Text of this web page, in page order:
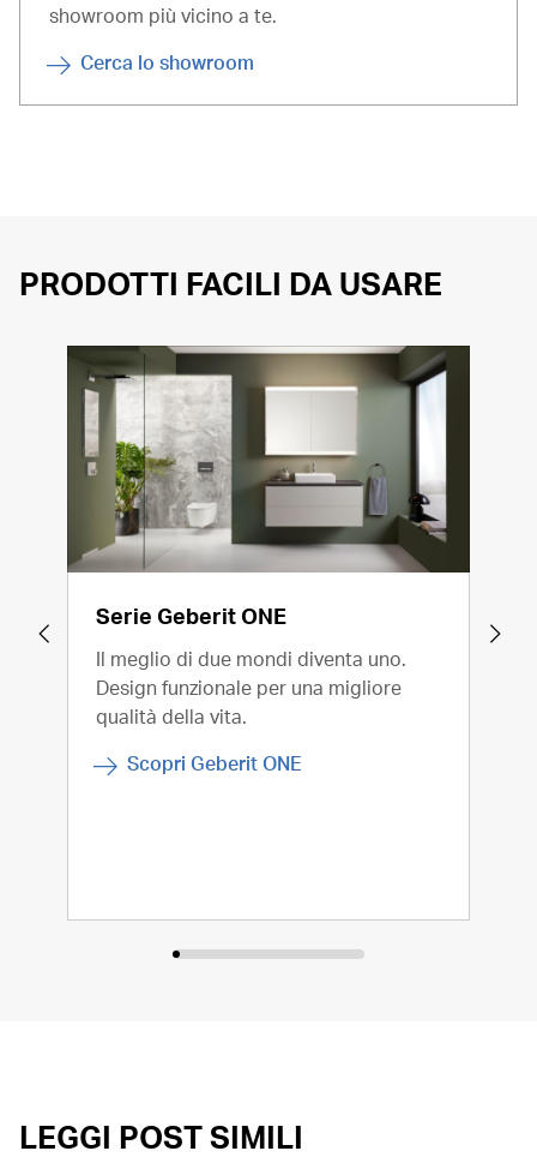
showroom più vicino a te.
Cerca lo showroom
PRODOTTI FACILI DA USARE
Serie Geberit ONE
Il meglio di due mondi diventa uno.
Design funzionale per una migliore
qualità della vita.
Scopri Geberit ONE
LEGGI POST SIMILI